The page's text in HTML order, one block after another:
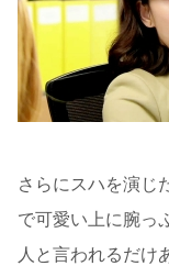
さらにスハを演じ
で可愛い上に腕っ
人と言われるだけ